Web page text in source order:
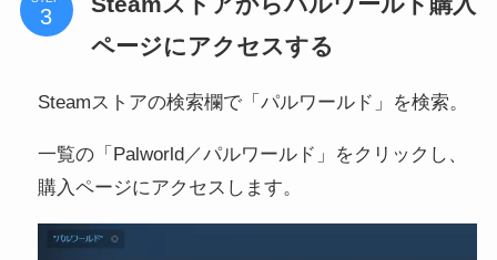
ページにアクセスする
Steamストアの検索欄で「パルワールド」を検索。
一覧の「Palworld／パルワールド」をクリックし、
購入ページにアクセスします。